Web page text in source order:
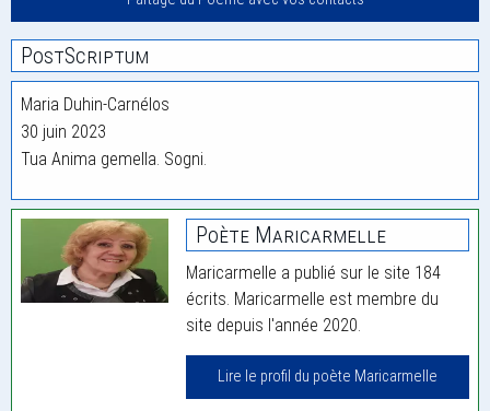
PostScriptum
Maria Duhin-Carnélos
30 juin 2023
Tua Anima gemella. Sogni.
Poète Maricarmelle
Maricarmelle a publié sur le site 184
écrits. Maricarmelle est membre du
site depuis l'année 2020.
Lire le profil du poète Maricarmelle